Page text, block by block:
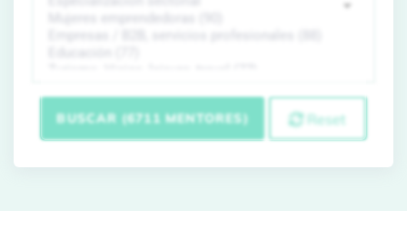
BUSCAR (6711 MENTORES) Reset